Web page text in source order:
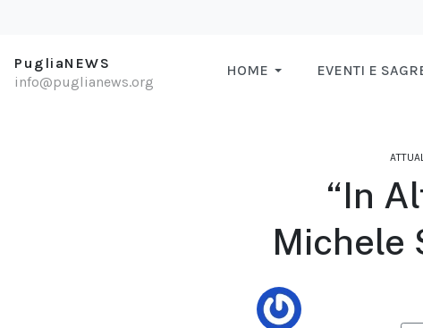
PugliaNEWS
info@puglianews.org
HOME EVENTI E
“In
Michele